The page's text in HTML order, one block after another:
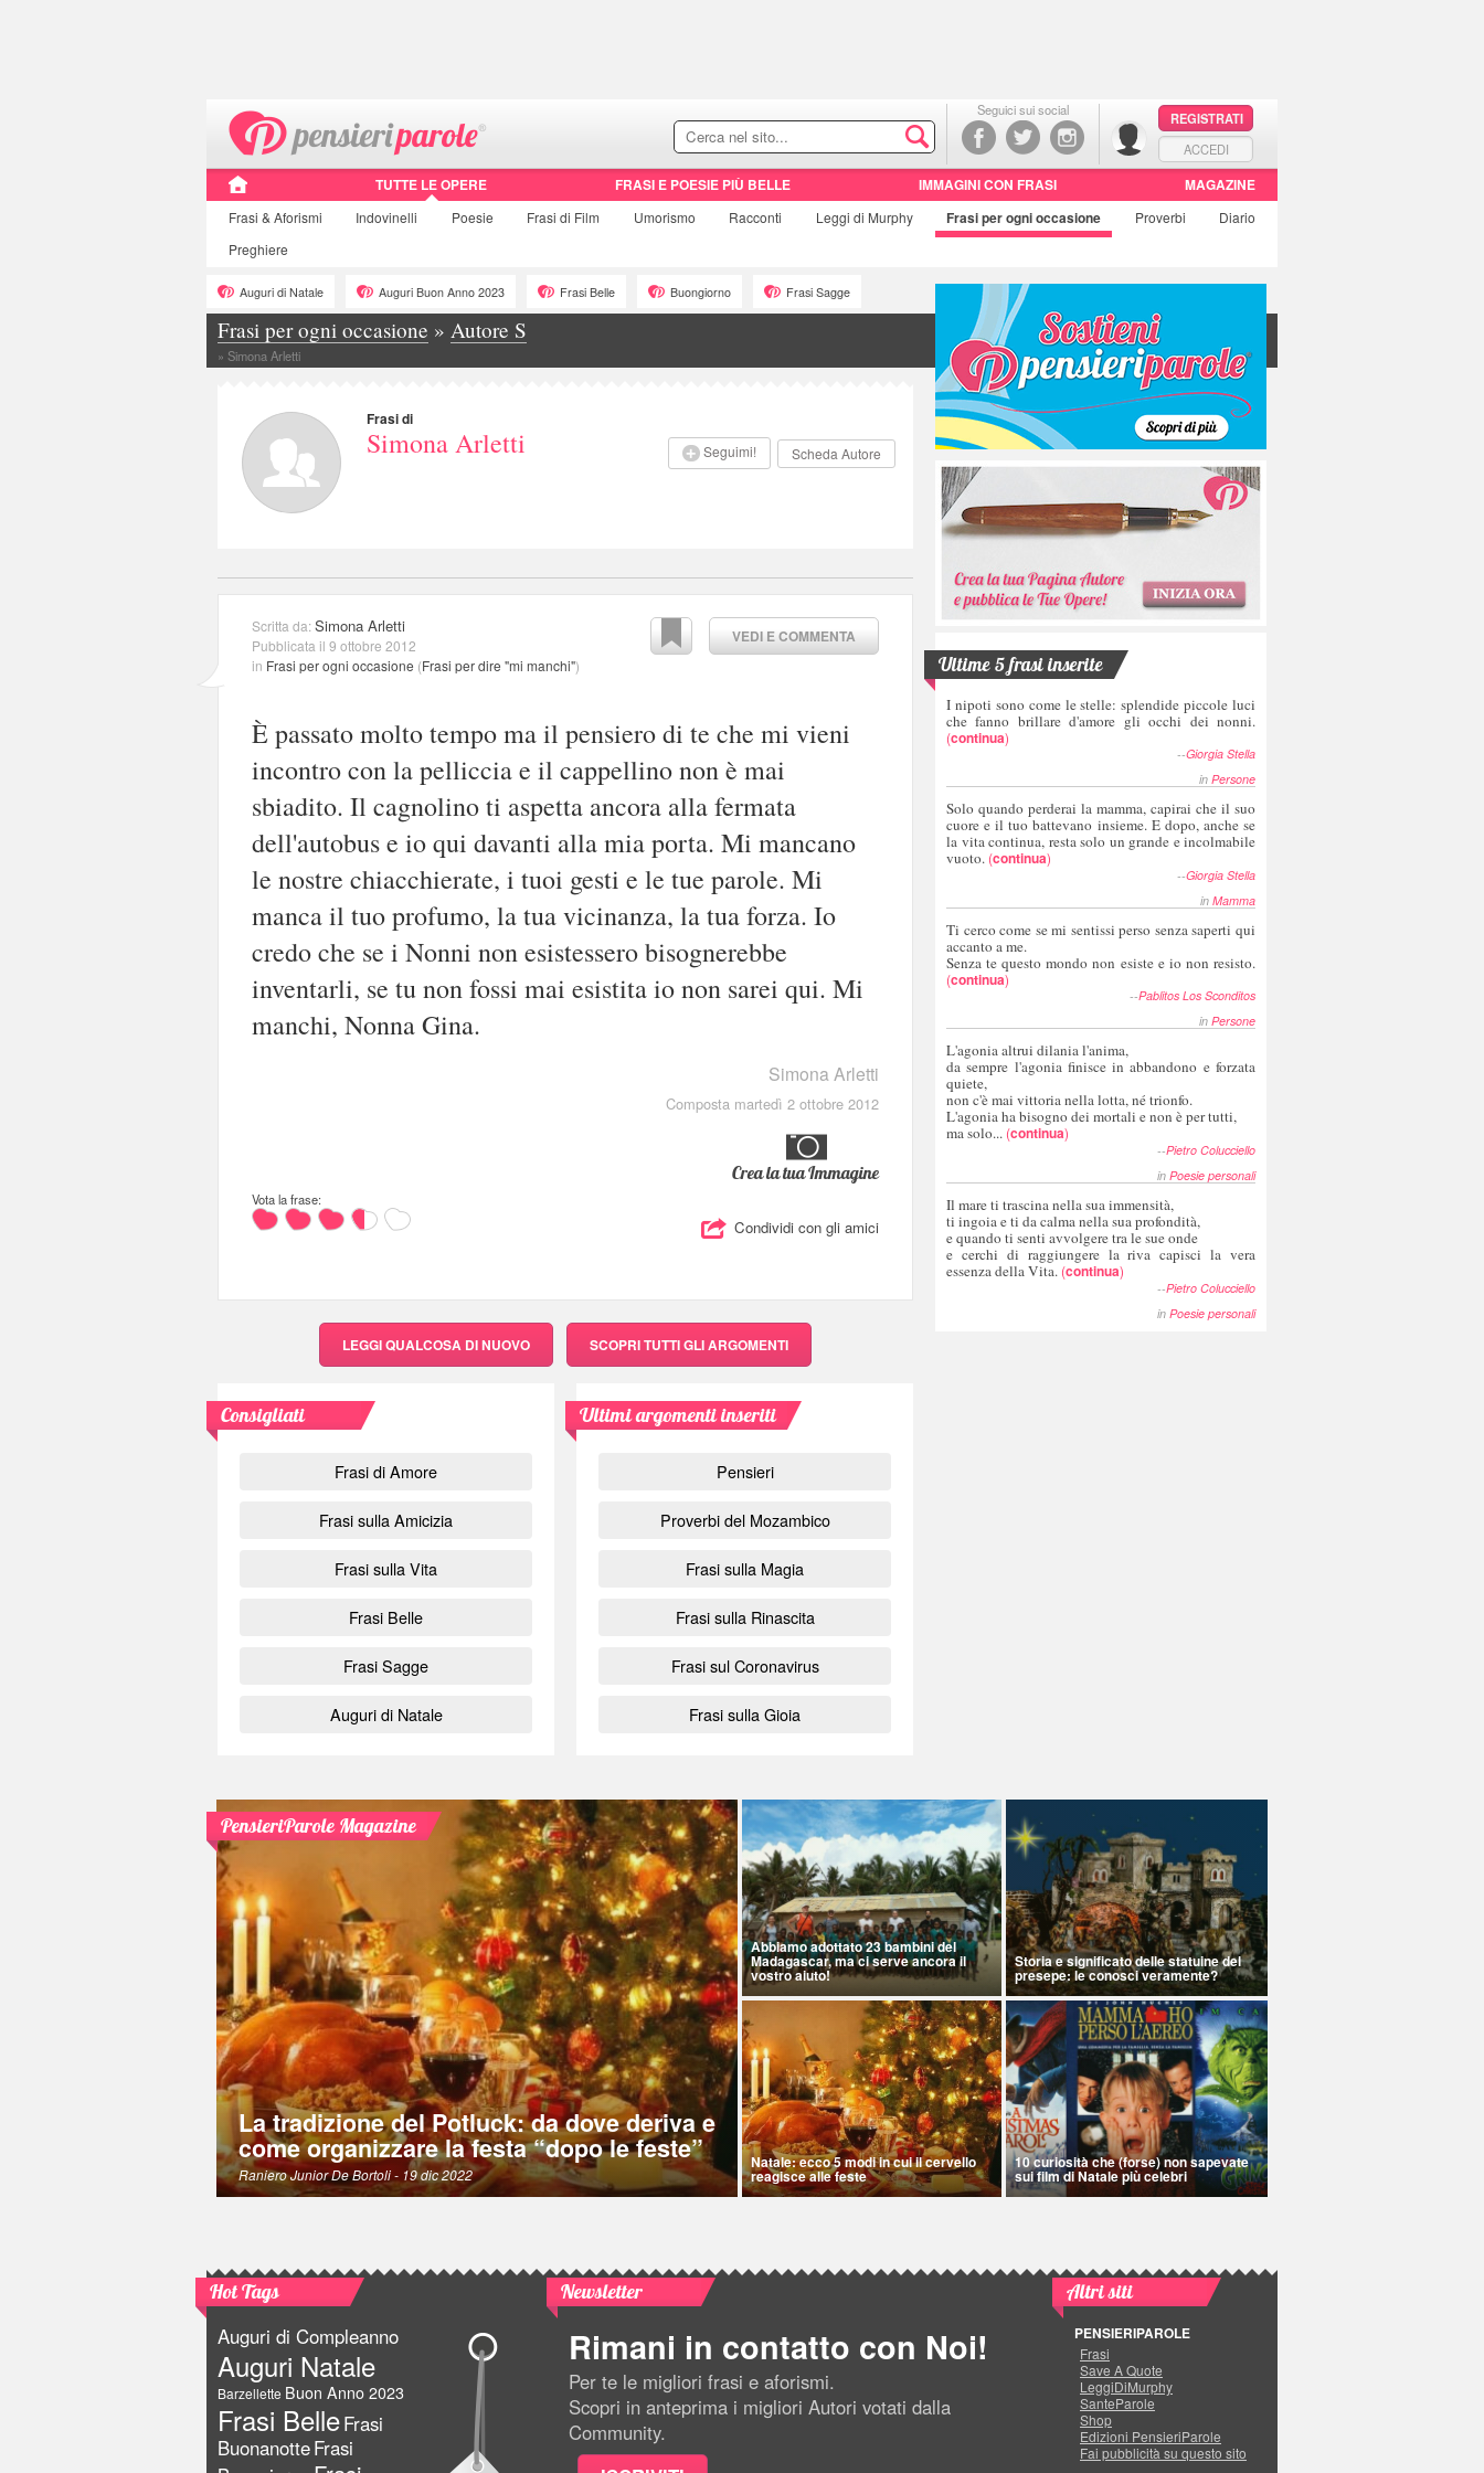
Seguici sui social
REGISTRATI
ACCEDI
TUTTE LE OPERE FRASI E POESIE PIÙ BELLE IMMAGINI CON FRASI MAGAZINE
Frasi & Aforismi Indovinelli Poesie Frasi di Film Umorismo Racconti Leggi di Murphy Frasiper ogni occasione Proverbi
Diario
Preghiere
Auguri di Natale Auguri Buon Anno 2023 Frasi Belle Buongiorno Frasi Sagge
Frasi per ogni occasione » Autore S
» Simona Arletti
Seguimi! Scheda Autore
Frasi di
Simona Arletti
VEDI E COMMENTA
Scritta da:Simona Arletti
Pubblicata il 9 ottobre 2012
in Frasi per ogni occasione (Frasi per dire "mi manchi")
È passato molto tempo ma il pensiero di te che mi vieni
incontro con la pelliccia e il cappellino non è mai
sbiadito. Il cagnolino ti aspetta ancora alla fermata
dell'autobus e io qui davanti alla mia porta. Mi mancano
le nostre chiacchierate, i tuoi gesti e le tue parole. Mi
manca il tuo profumo, la tua vicinanza, la tua forza. Io
credo che se i Nonni non esistessero bisognerebbe
inventarli, se tu non fossi mai esistita io non sarei qui. Mi
manchi, Nonna Gina.
Simona Arletti
Composta martedì 2 ottobre 2012
Crea la tua Immagine
Vota la frase:
Condividi con gli amici
LEGGI QUALCOSA DI NUOVO SCOPRITUTTI GLI ARGOMENTI
Consigliati
Frasi di Amore
Frasi sulla Amicizia
Frasi sulla Vita
Frasi Belle
Frasi Sagge
Auguri di Natale
Ultimi argomenti inseriti
Pensieri
Proverbi del Mozambico
Frasi sulla Magia
Frasi sulla Rinascita
Frasi sul Coronavirus
Frasi sulla Gioia
Ultime 5 frasi inserite
I nipoti sono come le stelle: splendide piccole luci
che fanno brillare d'amore gli occhi dei nonni.
(continua)
--Giorgia Stella
in Persone
Solo quando perderai la mamma, capirai che il suo
cuore e il tuo battevano insieme. E dopo, anche se
la vita continua, resta solo un grande e incolmabile
vuoto. (continua)
--Giorgia Stella
in Mamma
Ti cerco come se mi sentissi perso senza saperti qui
accanto a me.
Senza te questo mondo non esiste e io non resisto.
(continua)
--Pablitos Los Sconditos
in Persone
L'agonia altrui dilania l'anima,
da sempre l'agonia finisce in abbandono e forzata
quiete,
non c'è mai vittoria nella lotta, né trionfo.
L'agonia ha bisogno dei mortali e non è per tutti,
ma solo... (continua)
--Pietro Colucciello
in Poesie personali
Il mare ti trascina nella sua immensità,
ti ingoia e ti da calma nella sua profondità,
e quando ti senti avvolgere tra le sue onde
e cerchi di raggiungere la riva capisci la vera
essenza della Vita. (continua)
--Pietro Colucciello
in Poesie personali
PensieriParole Magazine
La tradizione del Potluck: da dove deriva e
come organizzare la festa “dopo le feste”
Raniero Junior De Bortoli- 19 dic 2022
Abbiamo adottato 23 bambini del
Madagascar, ma ci serve ancora il
vostro aiuto!
Storia e significato delle statuine del
presepe: le conosci veramente?
Natale: ecco 5 modi in cui il cervello
reagisce alle feste
10 curiosità che (forse) non sapevate
sui film di Natale più celebri
Hot Tags
Auguri di Compleanno
Auguri Natale
Barzellette Buon Anno 2023
Frasi BelleFrasi
BuonanotteFrasi
Newsletter
Rimani in contatto con Noi!
Per te le migliori frasi e aforismi.
Scopri in anteprima i migliori Autori votati dalla
Community.
Altri siti
PENSIERIPAROLE
Frasi
Save A Quote
LeggiDiMurphy
SanteParole
Shop
Edizioni PensieriParole
Fai pubblicità su questo sito